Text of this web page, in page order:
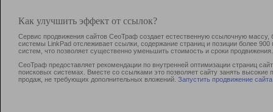
Как улучшить эффект от ссылок?
Сервис продвижения сайтов СеоТраф создает естественную ссылочную
системы LinkPad отслеживает ссылки, содержание страниц и позиции более
систем, что позволяет существенно уменьшить стоимость и сроки продвижения.
СеоТраф предоставляет рекомендации по внутренней оптимизации страниц
поисковых системах. Вместе со ссылками это позволяет сайту занять
продаж, не требующих дополнительных вложений. Запустить продвижение сайта